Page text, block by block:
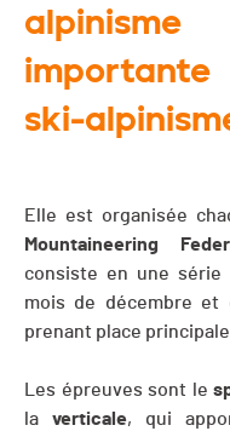
ski-
Elle est organisée
Mountaineering
consiste en une série
mois de décembre et
prenant place
Les épreuves sont le
laverticale, qui